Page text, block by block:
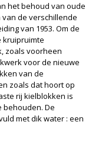
het behoud van oude
de verschillende
van 1953. Om de
kruipruimte
zoals voorheen
voor de nieuwe
van de
zoals dat hoort op
rij kielblokken is
behouden. De
met dik water : een